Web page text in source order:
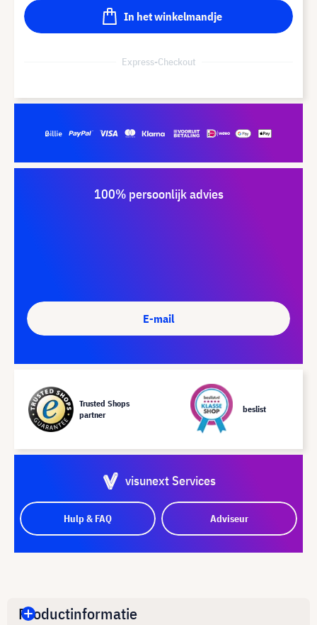
In het winkelmandje
Express-Checkout
100% persoonlijk advies
E-mail
Trusted Shops
partner
beslist
visunext Services
Hulp & FAQ Adviseur
Productinformatie